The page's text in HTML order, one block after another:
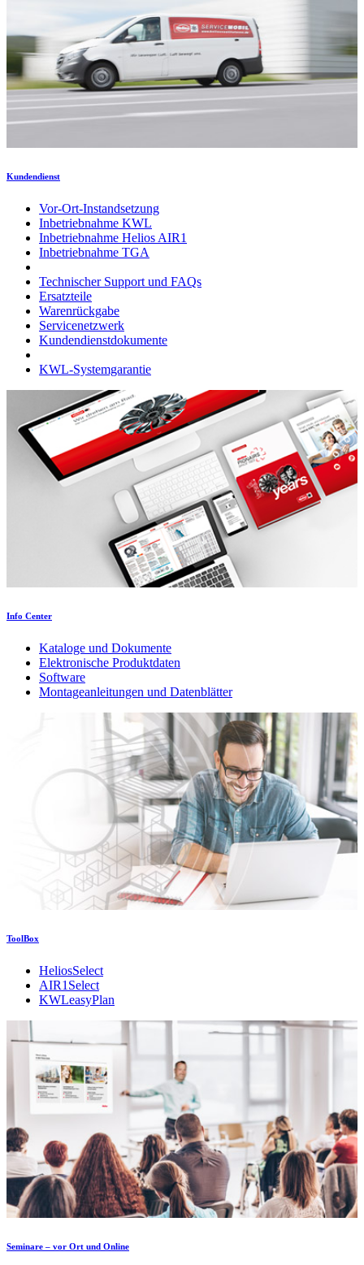
Kundendienst
Vor-Ort-Instandsetzung
Inbetriebnahme KWL
Inbetriebnahme Helios AIR1
Inbetriebnahme TGA
Technischer Support und FAQs
Ersatzteile
Warenrückgabe
Servicenetzwerk
Kundendienstdokumente
KWL-Systemgarantie
Info Center
Kataloge und Dokumente
Elektronische Produktdaten
Software
Montageanleitungen und Datenblätter
ToolBox
HeliosSelect
AIR1Select
KWLeasyPlan
Seminare – vor Ort und Online